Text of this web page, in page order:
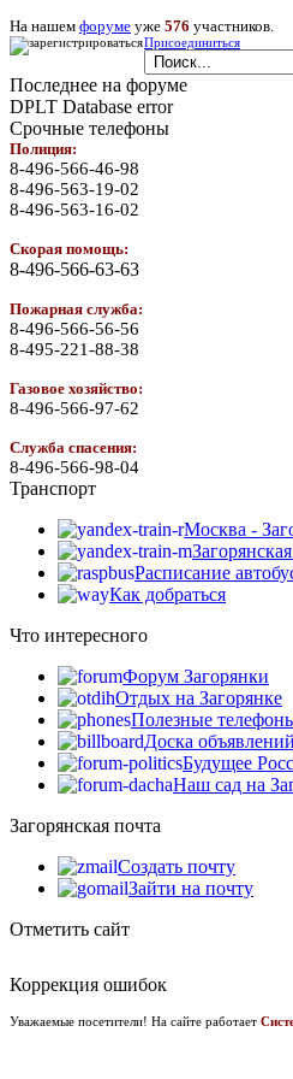
На нашем форуме уже 576 участников.
Присоединиться
Последнее на форуме
DPLT Database error
Срочные телефоны
Полиция:
8-496-566-46-98
8-496-563-19-02
8-496-563-16-02
Скорая помощь:
8-496-566-63-63
Пожарная служба:
8-496-566-56-56
8-495-221-88-38
Газовое хозяйство:
8-496-566-97-62
Служба спасения:
8-496-566-98-04
Транспорт
Москва -
Расписание
Как добраться
Что интересного
Форум Загорянки
Отдых на Загорянке
Полезные
Доска объявлений
Будущее
Наш сад на
Загорянская почта
Создать почту
Зайти на почту
Отметить сайт
Коррекция ошибок
Уважаемые посетители! На сайте работает